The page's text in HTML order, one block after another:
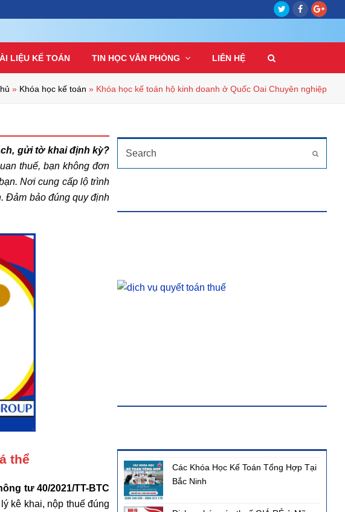
TwitterFacebook
LIỆU KẾ TOÁN TIN HỌC VĂN PHÒNG LIÊN HỆ
» Khóa học kế toán » Khóa học kế toán hộ kinh doanh ở Quốc Oai Chuyên nghiệp
gửi tờ khai định kỳ?
thuế, bạn không đơn
Nơi cung cấp lộ trình
Đảm bảo đúng quy định
thể
tư 40/2021/TT-BTC
kê khai, nộp thuế đúng
Các Khóa Học Kế Toán Tổng Hợp Tại
Bắc Ninh